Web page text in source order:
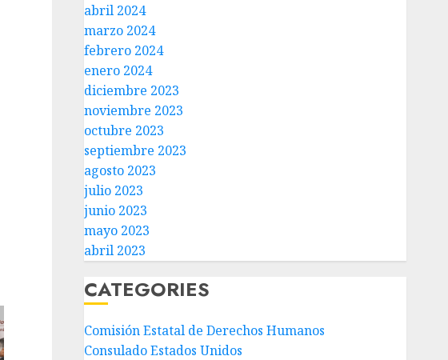
abril 2024
marzo 2024
febrero 2024
enero 2024
diciembre 2023
noviembre 2023
octubre 2023
septiembre 2023
agosto 2023
julio 2023
junio 2023
mayo 2023
abril 2023
CATEGORIES
Comisión Estatal de Derechos Humanos
Consulado Estados Unidos